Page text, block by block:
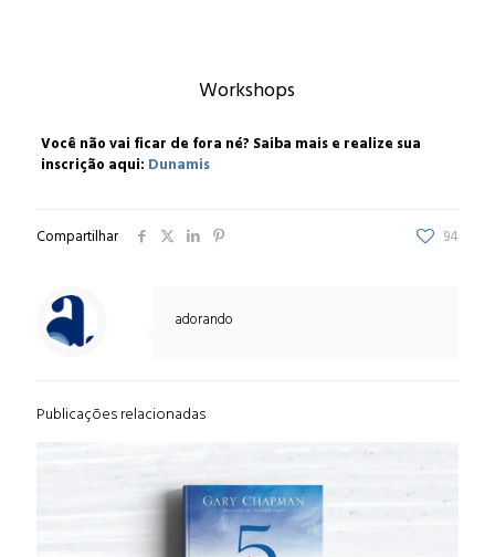
Workshops
Você não vai ficar de fora né? Saiba mais e realize sua
inscrição aqui: Dunamis
Compartilhar 94
adorando
Publicações relacionadas